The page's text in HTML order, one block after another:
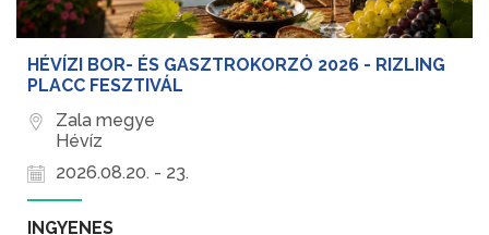
HÉVÍZI BOR- ÉS GASZTROKORZÓ 2026 - RIZLING
PLACC FESZTIVÁL
Zala megye
Hévíz
2026.08.20. - 23.
INGYENES